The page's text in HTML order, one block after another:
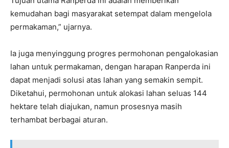
kemudahan bagi masyarakat setempat dalam mengelola
permakaman,” ujarnya.
Ia juga menyinggung progres permohonan pengalokasian
lahan untuk permakaman, dengan harapan Ranperda ini
dapat menjadi solusi atas lahan yang semakin sempit.
Diketahui, permohonan untuk alokasi lahan seluas 144
hektare telah diajukan, namun prosesnya masih
terhambat berbagai aturan.